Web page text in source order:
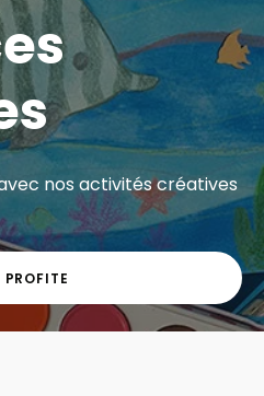
nos activités créatives